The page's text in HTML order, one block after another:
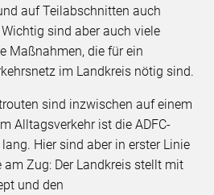
auf Teilabschnitten auch
sind aber auch viele
Maßnahmen, die für ein
im Landkreis nötig sind.
sind inzwischen auf einem
Alltagsverkehr ist die ADFC-
Hier sind aber in erster Linie
Zug: Der Landkreis stellt mit
und den